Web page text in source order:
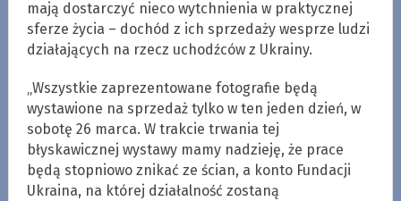
mają dostarczyć nieco wytchnienia w praktycznej
sferze życia – dochód z ich sprzedaży wesprze ludzi
działających na rzecz uchodźców z Ukrainy.
„Wszystkie zaprezentowane fotografie będą
wystawione na sprzedaż tylko w ten jeden dzień, w
sobotę 26 marca. W trakcie trwania tej
błyskawicznej wystawy mamy nadzieję, że prace
będą stopniowo znikać ze ścian, a konto Fundacji
Ukraina, na której działalność zostaną